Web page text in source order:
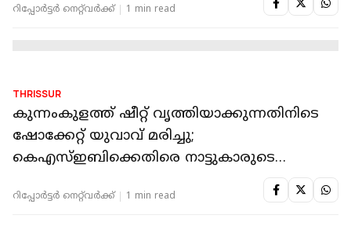
കൊണ്ടുവന്ന് തരും'; തട്ടിപ്പ് നടത്തിയ
'കെജിഎഫ് സ്വാമി' അറസ്റ്റില്‍
റിപ്പോർട്ടർ നെറ്റ്‌വര്‍ക്ക്‌